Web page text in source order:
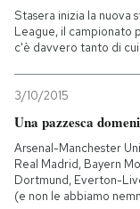
NEWSLETTER
SHOP
CALENDARIO
Stasera inizia la nuova
League, il campionato
c'è davvero tanto di
3/10/2015
Una pazzesca
Arsenal-Manchester
Real Madrid, Bayern
Dortmund, Everton-
(e non le abbiamo